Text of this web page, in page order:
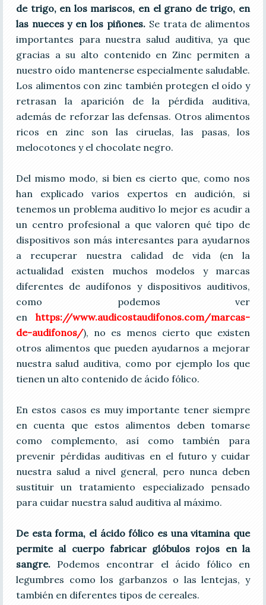
de trigo, en los mariscos, en el grano de trigo, en
las nueces y en los piñones.Se trata de alimentos
importantes para nuestra salud auditiva, ya que
gracias a su alto contenido en Zinc permiten a
nuestro oído mantenerse especialmente saludable.
Los alimentos con zinc también protegen el oído y
retrasan la aparición de la pérdida auditiva,
además de reforzar las defensas. Otros alimentos
ricos en zinc son las ciruelas, las pasas, los
melocotones y el chocolate negro.
Del mismo modo, si bien es cierto que, como nos
han explicado varios expertos en audición, si
tenemos un problema auditivo lo mejor es acudir a
un centro profesional a que valoren qué tipo de
dispositivos son más interesantes para ayudarnos
a recuperar nuestra calidad de vida (en la
actualidad existen muchos modelos y marcas
diferentes de audífonos y dispositivos auditivos,
como podemos ver
enhttps://www.audicostaudifonos.com/marcas-
de-audifonos/), no es menos cierto que existen
otros alimentos que pueden ayudarnos a mejorar
nuestra salud auditiva, como por ejemplo los que
tienen un alto contenido de ácido fólico.
En estos casos es muy importante tener siempre
en cuenta que estos alimentos deben tomarse
como complemento, así como también para
prevenir pérdidas auditivas en el futuro y cuidar
nuestra salud a nivel general, pero nunca deben
sustituir un tratamiento especializado pensado
para cuidar nuestra salud auditiva al máximo.
De esta forma, el ácido fólico es una vitamina que
permite al cuerpo fabricar glóbulos rojos en la
sangre. Podemos encontrar el ácido fólico en
legumbres como los garbanzos o las lentejas, y
también en diferentes tipos de cereales.